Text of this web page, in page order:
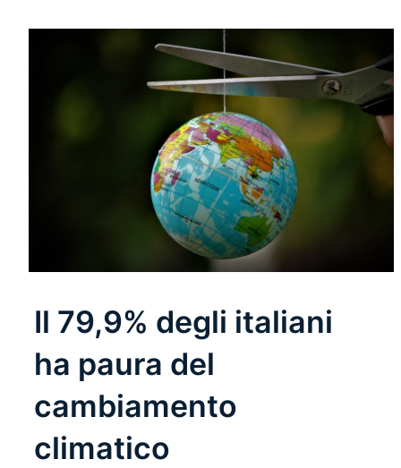
Il 79,9% degli italiani
ha paura del
cambiamento
climatico